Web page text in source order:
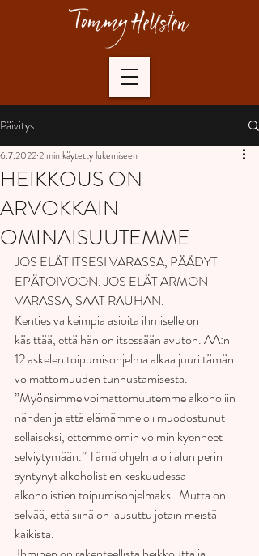
Päivitys
HEIKKOUS ON
ARVOKKAIN
OMINAISUUTEMME
6.7.20222 min käytetty lukemiseen
JOS ELÄT ITSESI VARASSA, PÄÄDYT
EPÄTOIVOON. JOS ELÄT ARMON
VARASSA, SAAT RAUHAN.
Kenties vaikeimpia asioita ihmiselle on
käsittää, että hän on itsessään avuton. AA:n
12 askelen toipumisohjelma alkaa juuri tämän
voimattomuuden tunnustamisesta.
”Myönsimme voimattomuutemme alkoholiin
nähden ja että elämämme oli muodostunut
sellaiseksi, ettemme omin voimin kyenneet
selviytymään.” Tämä ohjelma oli alun perin
syntynyt alkoholistien keskuudessa
alkoholistien toipumisohjelmaksi. Mutta on
selvää, että siinä on lausuttu jotain meistä
kaikista.